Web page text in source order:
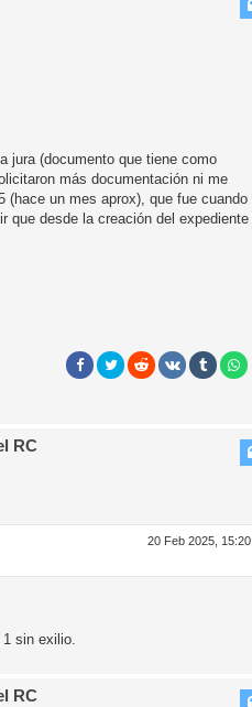
jura (documento que tiene como
más documentación ni me
(hace un mes aprox), que fue cuando
que desde la creación del expediente
RC
20 Feb 2025, 15:20
1 sin exilio.
RC